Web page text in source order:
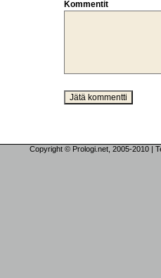
Kommentit
Copyright © Prologi.net, 2005-2010 |